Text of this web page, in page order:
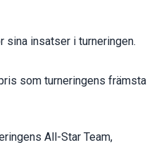
insatser i turneringen.
som turneringens främsta
All-Star Team,